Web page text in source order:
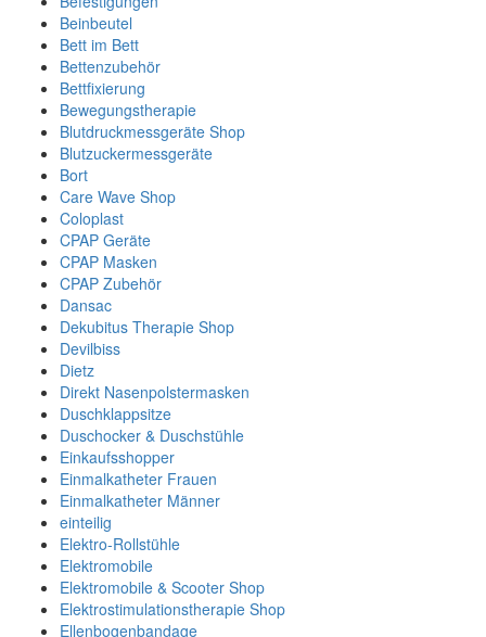
Beinbeutel
Bett im Bett
Bettenzubehör
Bettfixierung
Bewegungstherapie
Blutdruckmessgeräte Shop
Blutzuckermessgeräte
Bort
Care Wave Shop
Coloplast
CPAP Geräte
CPAP Masken
CPAP Zubehör
Dansac
Dekubitus Therapie Shop
Devilbiss
Dietz
Direkt Nasenpolstermasken
Duschklappsitze
Duschocker & Duschstühle
Einkaufsshopper
Einmalkatheter Frauen
Einmalkatheter Männer
einteilig
Elektro-Rollstühle
Elektromobile
Elektromobile & Scooter Shop
Elektrostimulationstherapie Shop
Ellenbogenbandage